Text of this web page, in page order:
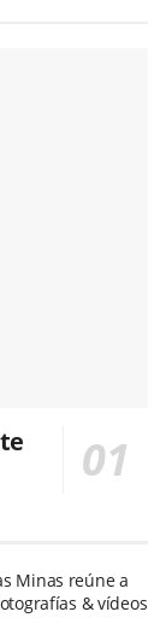
Minas reúne a
& vídeos